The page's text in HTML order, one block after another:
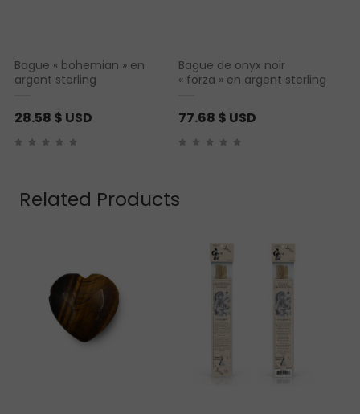
Bague « bohemian » en
argent sterling
28.58 $ USD
Bague de onyx noir
« forza » en argent sterling
77.68 $ USD
Related Products